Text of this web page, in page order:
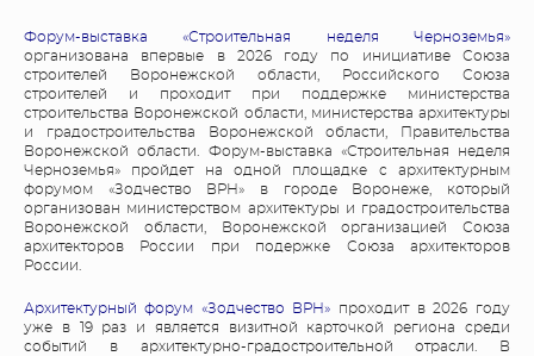
Форум-выставка «Строительная неделя Черноземья»
организована впервые в 2026 году по инициативе Союза
строителей Воронежской области, Российского Союза
строителей и проходит при поддержке министерства
строительства Воронежской области, министерства архитектуры
и градостроительства Воронежской области, Правительства
Воронежской области. Форум-выставка «Строительная неделя
Черноземья» пройдет на одной площадке с архитектурным
форумом «Зодчество ВРН» в городе Воронеже, который
организован министерством архитектуры и градостроительства
Воронежской области, Воронежской организацией Союза
архитекторов России при подержке Союза архитекторов
России.
Архитектурный форум «Зодчество ВРН» проходит в 2026 году
уже в 19 раз и является визитной карточкой региона среди
событий в архитектурно-градостроительной отрасли. В